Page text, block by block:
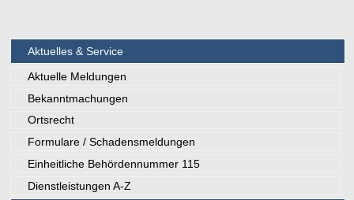
Aktuelles & Service
Aktuelle Meldungen
Bekanntmachungen
Ortsrecht
Formulare / Schadensmeldungen
Einheitliche Behördennummer 115
Dienstleistungen A-Z